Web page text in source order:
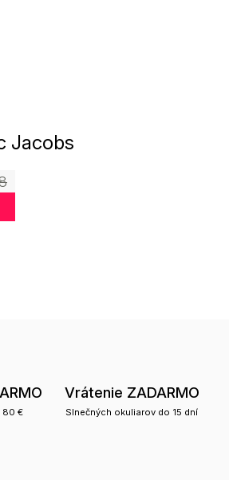
Jacobs
80 €
Vrátenie ZADARMO
Slnečných okuliarov do 15 dní